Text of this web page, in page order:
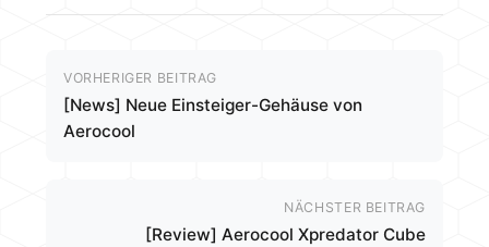
VORHERIGER BEITRAG
[News] Neue Einsteiger-Gehäuse von
Aerocool
NÄCHSTER BEITRAG
[Review] Aerocool Xpredator Cube